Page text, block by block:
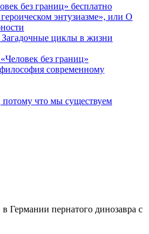
без границ» бесплатно
энтузиазме», или О
циклы в жизни
без границ»
современному
что мы существуем
Германии пернатого динозавра с